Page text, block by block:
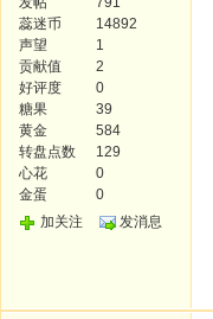
蕊迷币
14892
声望
1
贡献值
2
好评度
0
糖果
39
黄金
584
转盘点数
129
心花
0
金蛋
0
加关注
发消息